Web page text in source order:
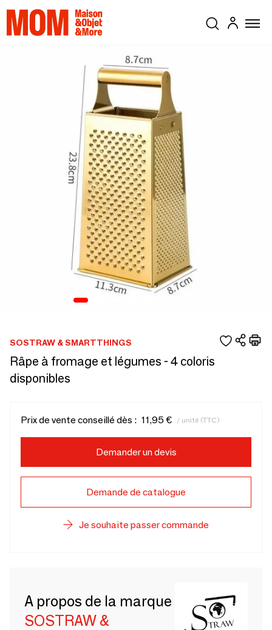
SOSTRAW & SMARTTHINGS
Râpe à fromage et légumes - 4 coloris
disponibles
Prix de vente conseillé dès : 11,95 € / unité (TTC)
Demander un devis
Demande de catalogue
Je souhaite passer commande
A propos de la marque
SOSTRAW &